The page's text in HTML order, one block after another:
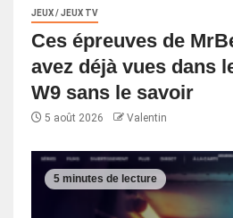
JEUX / JEUX TV
Ces épreuves de
avez déjà vues dans
W9 sans le savoir
5 août 2026 Valentin
5 minutes de lecture